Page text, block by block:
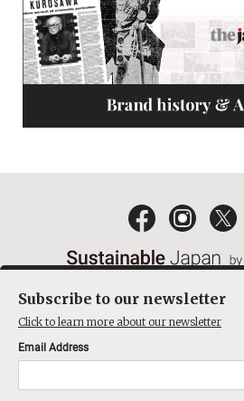
ACT ON SPECIFIED COMMERCIAL
Subscribe to our newsletter
Click to learn more about our newsletter
Email Address